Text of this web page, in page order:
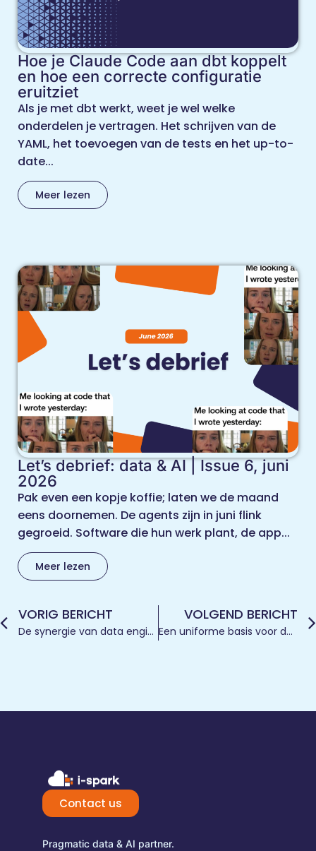
Hoe je Claude Code aan dbt koppelt
en hoe een correcte configuratie
eruitziet
Als je met dbt werkt, weet je wel welke
onderdelen je vertragen. Het schrijven van de
YAML, het toevoegen van de tests en het up-to-
date...
Meer lezen
Let’s debrief: data & AI | Issue 6, juni
2026
Pak even een kopje koffie; laten we de maand
eens doornemen. De agents zijn in juni flink
gegroeid. Software die hun werk plant, de app...
Meer lezen
VORIG BERICHT
De synergie van data engineering en data analyse
VOLGEND BERICHT
Een uniforme basis voor datateams opzetten
Contact us
Pragmatic data & AI partner.